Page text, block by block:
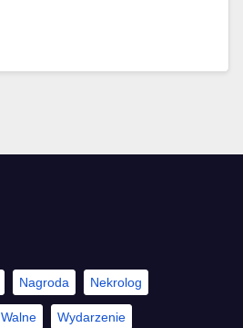
Nagroda Nekrolog
Walne Wydarzenie